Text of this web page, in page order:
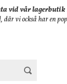
vid vår
vi också har en